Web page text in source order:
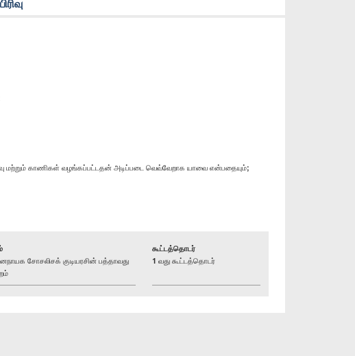
மற்றும் காணிகள் வழங்கப்பட்டதன் அடிப்படை வெவ்வேறாக யாவை என்பதையும்;
சோசலிசக் குடியரசின் பத்தாவது
கூட்டத்தொடர்
1 வது கூட்டத்தொடர்